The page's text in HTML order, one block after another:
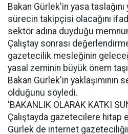
Bakan Gürlek'in yasa
sürecin takipçisi olacağını
sektör adına duyduğu
Çalıştay sonrası
gazetecilik mesleğinin
yasal zeminin büyük önem
Bakan Gürlek'in yaklaşımının
olduğunu söyledi.
'BAKANLIK OLARAK KATKI
Çalıştayda gazetecilere hitap
Gürlek de internet